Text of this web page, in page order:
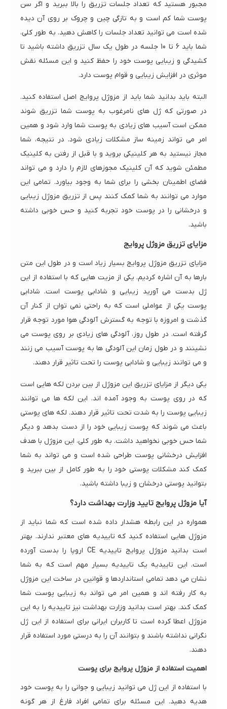
مجبور هستید که تعداد جلسات تزریق را بالا ببرید و اگر سن
پوست شما کم است و به تازگی چین و چروک بر روی آن دیده
شده است می توانید تعداد جلسات را کاهش دهید. به طور کلی،
شما باید 6 تا 10 جلسه در طول یک سال تزریق داشته باشید تا
کشیدگی و زیبایی پوست خود را حفظ کنید و این مسئله نقش
موثری در افزایش زیبایی و قوام پوست دارد.
البته باید بدانید شما باید از مزوژل پروایج اصل استفاده کنید.
در صورتی که ژل های نامرغوب به پوست شما تزریق شوند
ممکن است آسیب های زیادی به پوست شما وارد شود و همین
امر می تواند زمینه ساز مشکلات زیادی شود. در نتیجه، شما
مجاز نیستید به هر کلینیکی بروید و با قبل از رفتن به کلینیک
مطمئن شوید که آن کلینیک مجوزهای لازم را دارد و می تواند
فضای اطمینان بخشی را برای شما به وجود بیاورد. تمامی این
موارد می توانند به شما کمک کنند پس از تزریق مزوژل زیبایی
و درخشانی را در پوست خود تجربه کنید و حس خوبی داشته
باشید.
مزایای تزریق مزوژل پروایج
مزایای تزریق مزوژل پروایج بسیار زیاد است و در طول این متن
بارها به آن اشاره کردیم. یکی از مزیت هایی که با استفاده از این
ژل بدست می آورید زیبایی و شادابی پوست است. شادابی
پوست یکی از عواملی است که به راحتی نمی توان از کنار آن
گذشت و امروزه با توجه به گسترش آلودگی هوا مورد توجه قرار
گرفته است. در طول روز، آلودگی های زیادی بر روی پوست می
نشینند و در طول زمان این آلودگی ها به پوست آسیب می زنند
و می توانند زیبایی و شادابی پوست را تحت تاثیر قرار دهند.
یکی دیگر از مزایای تزریق این مزوژل از بین بردن لکه هایی است
که در روی پوست به وجود آمده اند. این لکه ها می توانند
زیبایی پوست را به شدت تحت تاثیر قرار دهند. لکه های پوستی
باعث می شوند که پوست زیبایی خود را از دست بدهد و دیگر
شما حس خوبی نخواهید داشت. به طور کلی، این مزوژل با هدف
افزایش درخشانی پوست طراحی شده است و می تواند به شما
کمک کند مشکلات پوستی خود را به طور کامل از بین ببرید و
بتوانید پوستی درخشان و زیبا داشته باشید.
آیا مزوژل پروایج تایید وزارت بهداشت دارد؟
همواره در این رابطه هشدار داده شده است که شما نباید از
مزوژل هایی استفاده کنید که تاییدیه های معتبر ندارند. بهتر
است بدانید مزوژل پروایج تاییدیه CE اروپا را بدست آورده
است. این تاییدیه یک تاییدیه بسیار مهم است که به شما
نشان می دهد تمامی استانداردها و قوانین در ساخت این مزوژل
به کار رفته اند و همین امر می تواند به زیبایی پوست شما
کمک کند. بهتر است بدانید وزارت بهداشت نیز تاییدیه را به این
مزوژل اعطا کرده است تا کاربران ایرانی برای استفاده از این ژل
نگرانی نداشته باشند و بتوانند آن را به درستی مورد استفاده قرار
دهند.
اهمیت استفاده از مزوژل پروایج برای پوست
با استفاده از این ژل می توانید زیبایی و جوانی را به پوست خود
هدیه دهید. این مسئله برای تمامی افراد فارغ از هر گونه